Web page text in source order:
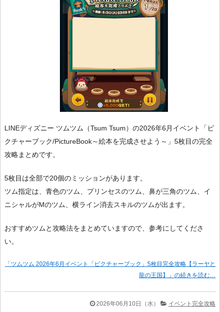
LINEディズニー ツムツム（Tsum Tsum）の2026年6月イベント「ピ
クチャーブック/PictureBook～絵本を完成させよう～」5枚目の完全
攻略まとめです。
5枚目は全部で20個のミッションがあります。
ツム指定は、青色のツム、プリンセスのツム、鼻が三角のツム、イ
ニシャルがMのツム、横ライン消去スキルのツムが出ます。
おすすめツムと攻略法をまとめていますので、参考にしてくださ
い。
「ツムツム 2026年6月イベント「ピクチャーブック」5枚目完全攻略【ラーヤと
龍の王国】」の続きを読む…
2026年06月10日（水） イベント完全攻略